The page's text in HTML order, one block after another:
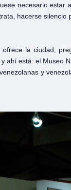
necesario estar
hacerse silencio
la ciudad,
ahí está: el Museo
y